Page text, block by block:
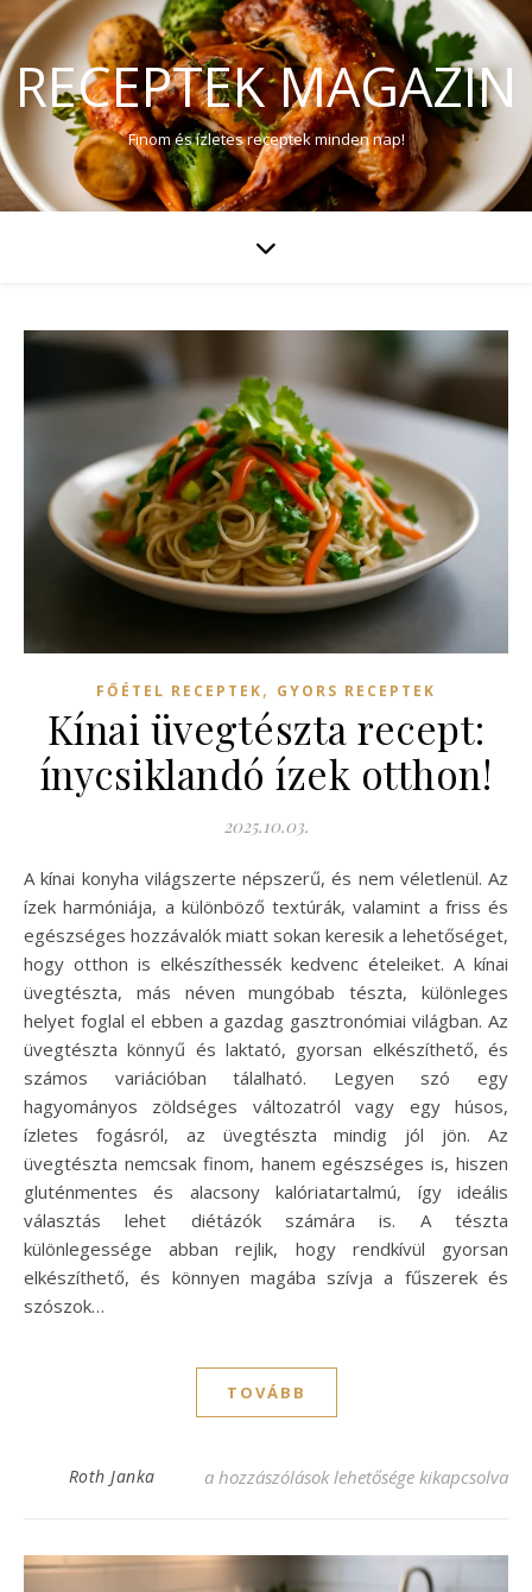
RECEPTEK MAGAZIN
Finom és ízletes receptek minden nap!
FŐÉTEL RECEPTEK, GYORS RECEPTEK
Kínai üvegtészta recept:
ínycsiklandó ízek otthon!
2025.10.03.
A kínai konyha világszerte népszerű, és nem véletlenül. Az
ízek harmóniája, a különböző textúrák, valamint a friss és
egészséges hozzávalók miatt sokan keresik a lehetőséget,
hogy otthon is elkészíthessék kedvenc ételeiket. A kínai
üvegtészta, más néven mungóbab tészta, különleges
helyet foglal el ebben a gazdag gasztronómiai világban. Az
üvegtészta könnyű és laktató, gyorsan elkészíthető, és
számos variációban tálalható. Legyen szó egy
hagyományos zöldséges változatról vagy egy húsos,
ízletes fogásról, az üvegtészta mindig jól jön. Az
üvegtészta nemcsak finom, hanem egészséges is, hiszen
gluténmentes és alacsony kalóriatartalmú, így ideális
választás lehet diétázók számára is. A tészta
különlegessége abban rejlik, hogy rendkívül gyorsan
elkészíthető, és könnyen magába szívja a fűszerek és
szószok…
TOVÁBB
Roth Janka Kínai üvegtészta recept: ínycsiklandó ízek
a hozzászólások lehetősége kikapcsolva